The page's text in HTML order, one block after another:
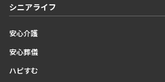
シニアライフ
安心介護
安心葬儀
ハピすむ